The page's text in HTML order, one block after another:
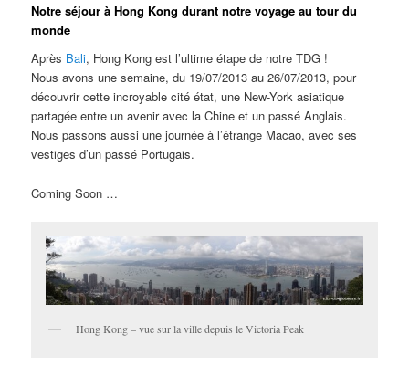
Notre séjour à Hong Kong durant notre voyage au tour du
monde
Après Bali, Hong Kong est l’ultime étape de notre TDG !
Nous avons une semaine, du 19/07/2013 au 26/07/2013, pour
découvrir cette incroyable cité état, une New-York asiatique
partagée entre un avenir avec la Chine et un passé Anglais.
Nous passons aussi une journée à l’étrange Macao, avec ses
vestiges d’un passé Portugais.
Coming Soon …
Hong Kong – vue sur la ville depuis le Victoria Peak